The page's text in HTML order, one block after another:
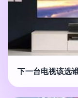
下一台电视该选